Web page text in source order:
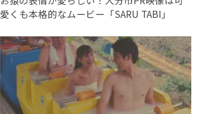
愛くも本格的なムービー「SARU TABI」